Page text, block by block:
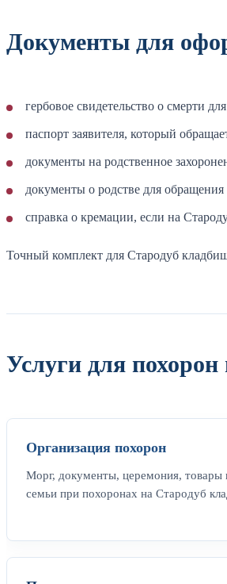
Документы для
гербовое свидетельство о смерти
паспорт заявителя, который
документы на родственное
документы о родстве для
справка о кремации, если на
Точный комплект для Стародуб
Услуги для
Организация похорон
Морг, документы, церемония, товары
семьи при похоронах на Стародуб